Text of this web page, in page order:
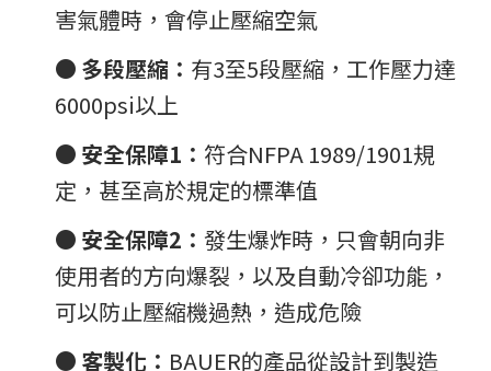
害氣體時，會停止壓縮空氣
● 多段壓縮： 有3至5段壓縮，工作壓力達
6000psi以上
● 安全保障1： 符合NFPA 1989/1901規
定，甚至高於規定的標準值
● 安全保障2： 發生爆炸時，只會朝向非
使用者的方向爆裂，以及自動冷卻功能，
可以防止壓縮機過熱，造成危險
● 客製化： BAUER的產品從設計到製造